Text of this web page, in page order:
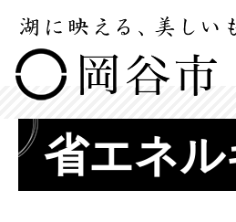
省エネ